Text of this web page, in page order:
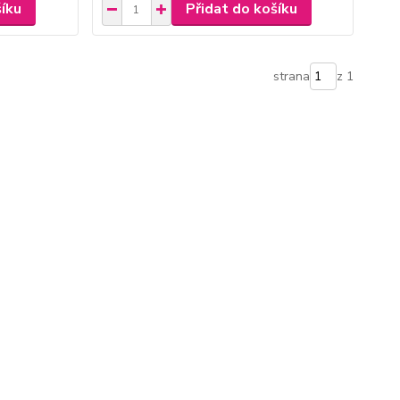
Přidat do košíku
strana z 1